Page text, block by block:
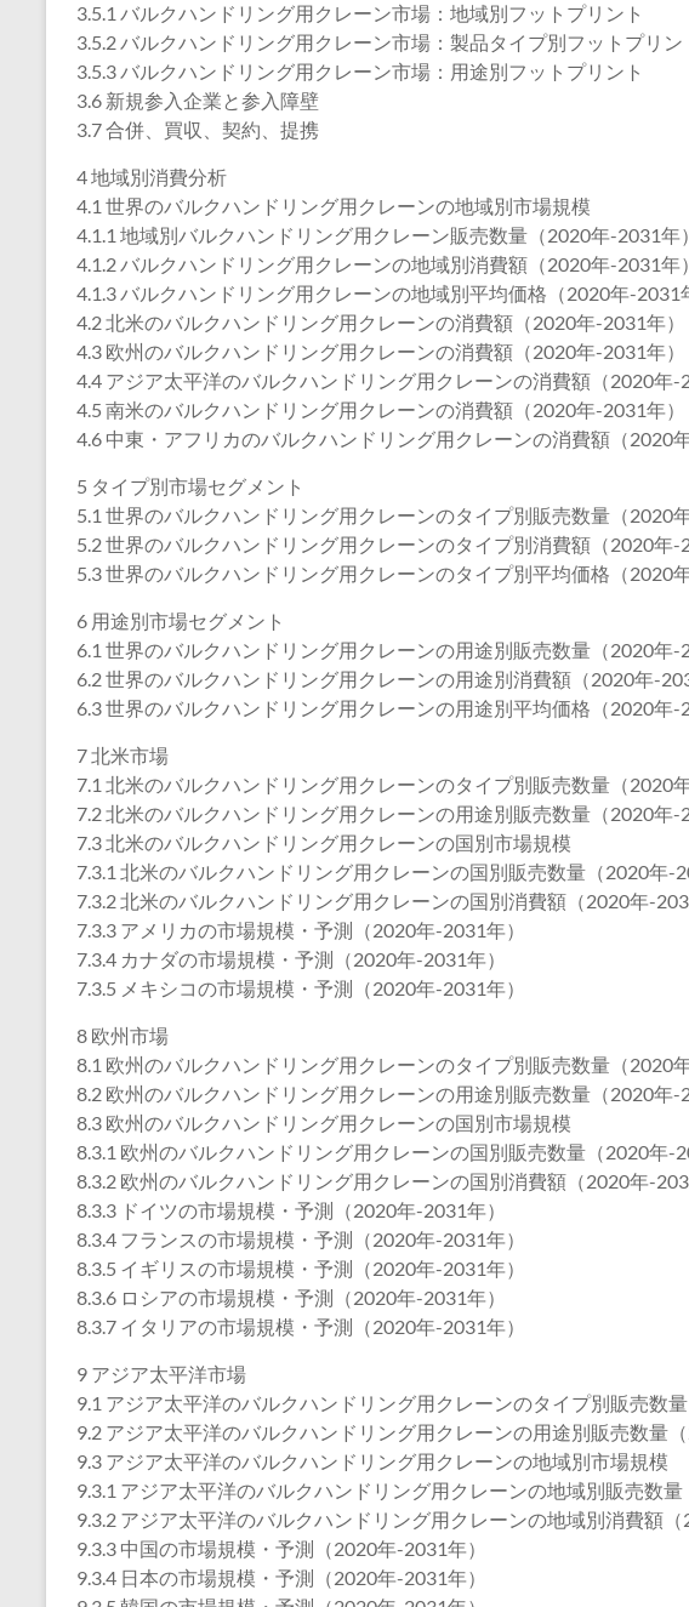
3.5.1 バルクハンドリング用クレーン市場：地域別フットプリント
3.5.2 バルクハンドリング用クレーン市場：製品タイプ別フットプリン
3.5.3 バルクハンドリング用クレーン市場：用途別フットプリント
3.6 新規参入企業と参入障壁
3.7 合併、買収、契約、提携
4 地域別消費分析
4.1 世界のバルクハンドリング用クレーンの地域別市場規模
4.1.1 地域別バルクハンドリング用クレーン販売数量（2020年-2031年）
4.1.2 バルクハンドリング用クレーンの地域別消費額（2020年-2031年）
4.1.3 バルクハンドリング用クレーンの地域別平均価格（2020年-2031
4.2 北米のバルクハンドリング用クレーンの消費額（2020年-2031年）
4.3 欧州のバルクハンドリング用クレーンの消費額（2020年-2031年）
4.4 アジア太平洋のバルクハンドリング用クレーンの消費額（2020年-
4.5 南米のバルクハンドリング用クレーンの消費額（2020年-2031年）
4.6 中東・アフリカのバルクハンドリング用クレーンの消費額（2020
5 タイプ別市場セグメント
5.1 世界のバルクハンドリング用クレーンのタイプ別販売数量（2020
5.2 世界のバルクハンドリング用クレーンのタイプ別消費額（2020年-
5.3 世界のバルクハンドリング用クレーンのタイプ別平均価格（2020
6 用途別市場セグメント
6.1 世界のバルクハンドリング用クレーンの用途別販売数量（2020年-
6.2 世界のバルクハンドリング用クレーンの用途別消費額（2020年-
6.3 世界のバルクハンドリング用クレーンの用途別平均価格（2020年-
7 北米市場
7.1 北米のバルクハンドリング用クレーンのタイプ別販売数量（2020
7.2 北米のバルクハンドリング用クレーンの用途別販売数量（2020年-
7.3 北米のバルクハンドリング用クレーンの国別市場規模
7.3.1 北米のバルクハンドリング用クレーンの国別販売数量（2020年-
7.3.2 北米のバルクハンドリング用クレーンの国別消費額（2020年-
7.3.3 アメリカの市場規模・予測（2020年-2031年）
7.3.4 カナダの市場規模・予測（2020年-2031年）
7.3.5 メキシコの市場規模・予測（2020年-2031年）
8 欧州市場
8.1 欧州のバルクハンドリング用クレーンのタイプ別販売数量（2020
8.2 欧州のバルクハンドリング用クレーンの用途別販売数量（2020年-
8.3 欧州のバルクハンドリング用クレーンの国別市場規模
8.3.1 欧州のバルクハンドリング用クレーンの国別販売数量（2020年-
8.3.2 欧州のバルクハンドリング用クレーンの国別消費額（2020年-
8.3.3 ドイツの市場規模・予測（2020年-2031年）
8.3.4 フランスの市場規模・予測（2020年-2031年）
8.3.5 イギリスの市場規模・予測（2020年-2031年）
8.3.6 ロシアの市場規模・予測（2020年-2031年）
8.3.7 イタリアの市場規模・予測（2020年-2031年）
9 アジア太平洋市場
9.1 アジア太平洋のバルクハンドリング用クレーンのタイプ別販売数量
9.2 アジア太平洋のバルクハンドリング用クレーンの用途別販売数量（
9.3 アジア太平洋のバルクハンドリング用クレーンの地域別市場規模
9.3.1 アジア太平洋のバルクハンドリング用クレーンの地域別販売数量
9.3.2 アジア太平洋のバルクハンドリング用クレーンの地域別消費額（
9.3.3 中国の市場規模・予測（2020年-2031年）
9.3.4 日本の市場規模・予測（2020年-2031年）